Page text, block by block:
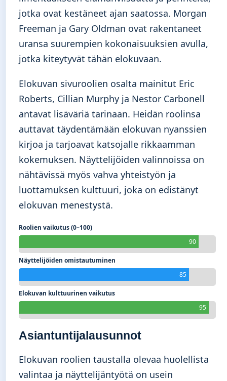
jotka ovat kestäneet ajan saatossa. Morgan
Freeman ja Gary Oldman ovat rakentaneet
uransa suurempien kokonaisuuksien avulla,
jotka kiteytyvät tähän elokuvaan.
Elokuvan sivuroolien osalta mainitut Eric
Roberts, Cillian Murphy ja Nestor Carbonell
antavat lisäväriä tarinaan. Heidän roolinsa
auttavat täydentämään elokuvan nyanssien
kirjoa ja tarjoavat katsojalle rikkaamman
kokemuksen. Näyttelijöiden valinnoissa on
nähtävissä myös vahva yhteistyön ja
luottamuksen kulttuuri, joka on edistänyt
elokuvan menestystä.
Roolien vaikutus (0–100)
90
Näyttelijöiden omistautuminen
85
Elokuvan kulttuurinen vaikutus
95
Asiantuntijalausunnot
Elokuvan roolien taustalla olevaa huolellista
valintaa ja näyttelijäntyötä on usein